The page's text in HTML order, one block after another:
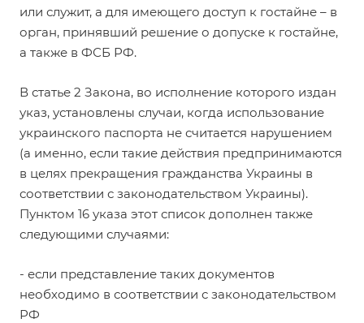
или служит, а для имеющего доступ к гостайне – в
орган, принявший решение о допуске к гостайне,
а также в ФСБ РФ.
В статье 2 Закона, во исполнение которого издан
указ, установлены случаи, когда использование
украинского паспорта не считается нарушением
(а именно, если такие действия предпринимаются
в целях прекращения гражданства Украины в
соответствии с законодательством Украины).
Пунктом 16 указа этот список дополнен также
следующими случаями:
- если представление таких документов
необходимо в соответствии с законодательством
РФ